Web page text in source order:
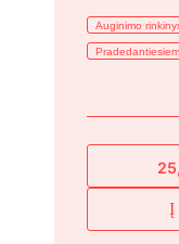
Auginimo
is:
Į